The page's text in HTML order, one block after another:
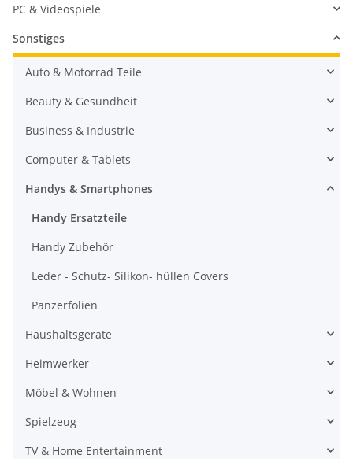
PC & Videospiele
Sonstiges
Auto & Motorrad Teile
Beauty & Gesundheit
Business & Industrie
Computer & Tablets
Handys & Smartphones
Handy Ersatzteile
Handy Zubehör
Leder - Schutz- Silikon- hüllen Covers
Panzerfolien
Haushaltsgeräte
Heimwerker
Möbel & Wohnen
Spielzeug
TV & Home Entertainment